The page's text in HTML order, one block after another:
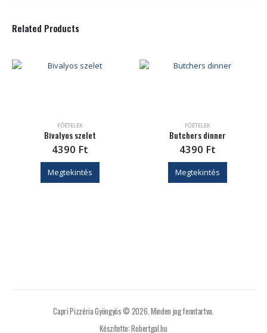
Related Products
FŐÉTELEK
Bivalyos szelet
4390 Ft
Megtekintés
FŐÉTELEK
Butchers dinner
4390 Ft
Megtekintés
Capri Pizzéria Gyöngyös © 2026. Minden jog fenntartva.
Készítette: Robertgal.hu